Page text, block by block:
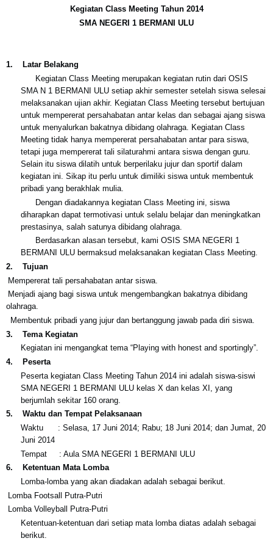
Kegiatan Class Meeting Tahun 2014
SMA NEGERI 1 BERMANI ULU
1.
Latar Belakang
Kegiatan Class Meeting merupakan kegiatan rutin dari OSIS
SMA N 1 BERMANI ULU setiap akhir semester setelah siswa selesai
melaksanakan ujian akhir. Kegiatan Class Meeting tersebut bertujuan
untuk mempererat persahabatan antar kelas dan sebagai ajang siswa
untuk menyalurkan bakatnya dibidang olahraga. Kegiatan Class
Meeting tidak hanya mempererat persahabatan antar para siswa,
tetapi juga mempererat tali silaturahmi antara siswa dengan guru.
Selain itu siswa dilatih untuk berperilaku jujur dan sportif dalam
kegiatan ini. Sikap itu perlu untuk dimiliki siswa untuk membentuk
pribadi yang berakhlak mulia.
Dengan diadakannya kegiatan Class Meeting ini, siswa
diharapkan dapat termotivasi untuk selalu belajar dan meningkatkan
prestasinya, salah satunya dibidang olahraga.
Berdasarkan alasan tersebut, kami OSIS SMA NEGERI 1
BERMANI ULU bermaksud melaksanakan kegiatan Class Meeting.
2.
Tujuan
Mempererat tali persahabatan antar siswa.
Menjadi ajang bagi siswa untuk mengembangkan bakatnya dibidang
olahraga.
Membentuk pribadi yang jujur dan bertanggung jawab pada diri siswa.
3.
Tema Kegiatan
Kegiatan ini mengangkat tema “Playing with honest and sportingly”.
4.
Peserta
Peserta kegiatan Class Meeting Tahun 2014 ini adalah siswa-siswi
SMA NEGERI 1 BERMANI ULU kelas X dan kelas XI, yang
berjumlah sekitar 160 orang.
5.
Waktu dan Tempat Pelaksanaan
Waktu : Selasa, 17 Juni 2014; Rabu; 18 Juni 2014; dan Jumat, 20
Juni 2014
Tempat : Aula SMA NEGERI 1 BERMANI ULU
6.
Ketentuan Mata Lomba
Lomba-lomba yang akan diadakan adalah sebagai berikut.
Lomba Footsall Putra-Putri
Lomba Volleyball Putra-Putri
Ketentuan-ketentuan dari setiap mata lomba diatas adalah sebagai
berikut.